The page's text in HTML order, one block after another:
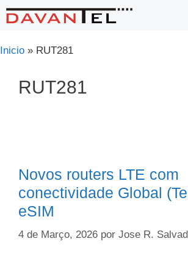
Saltar
para
conteúdo
Inicio » RUT281
RUT281
Novos routers LTE com
conectividade Global
eSIM
4 de Março, 2026 por Jose R.